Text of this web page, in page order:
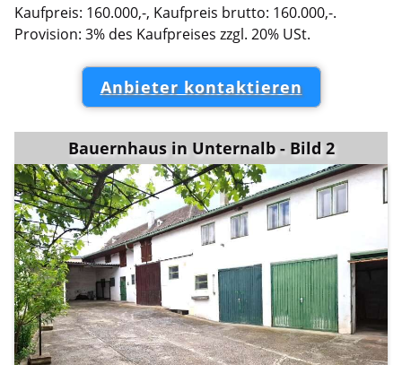
Kaufpreis: 160.000,-, Kaufpreis brutto: 160.000,-.
Provision: 3% des Kaufpreises zzgl. 20% USt.
Anbieter kontaktieren
Bauernhaus in Unternalb - Bild 2